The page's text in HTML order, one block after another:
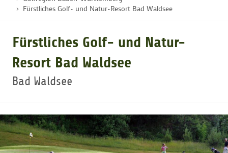
GOLFARRANGEMENTS
GOLF CARD
GOLF & WOMO
MALLORCA GOLFWOCHE
Fürstliches Golf- und Natur-Resort Bad Waldsee
Fürstliches Golf- und Natur-
Resort Bad Waldsee
Bad Waldsee